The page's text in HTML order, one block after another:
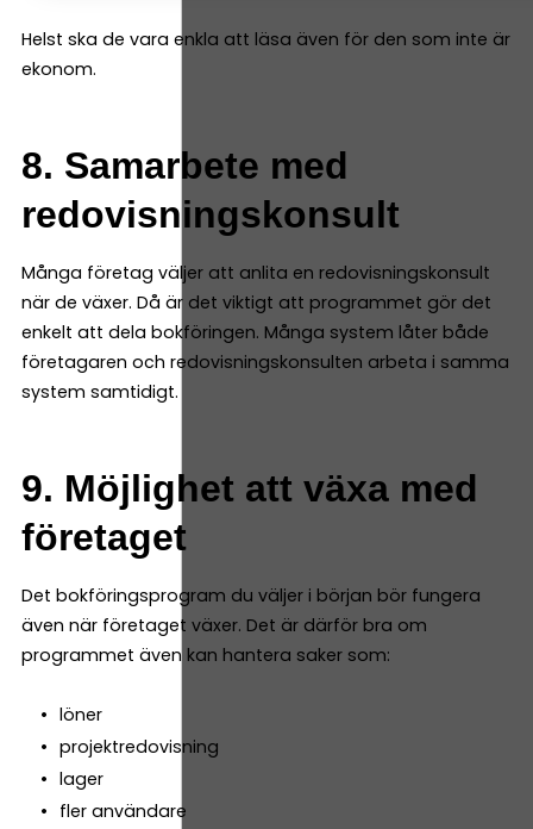
Helst ska de vara enkla att läsa även för den som inte är
ekonom.
8. Samarbete med
redovisningskonsult
Många företag väljer att anlita en redovisningskonsult
när de växer. Då är det viktigt att programmet gör det
enkelt att dela bokföringen. Många system låter både
företagaren och redovisningskonsulten arbeta i samma
system samtidigt.
9. Möjlighet att växa med
företaget
Det bokföringsprogram du väljer i början bör fungera
även när företaget växer. Det är därför bra om
programmet även kan hantera saker som:
löner
projektredovisning
lager
fler användare